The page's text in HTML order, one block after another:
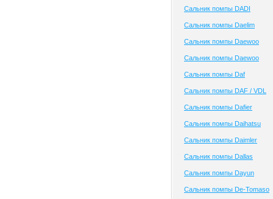
Сальник помпы DADI
Сальник помпы Daelim
Сальник помпы Daewoo
Сальник помпы Daewoo
Сальник помпы Daf
Сальник помпы DAF / VDL
Сальник помпы Dafier
Сальник помпы Daihatsu
Сальник помпы Daimler
Сальник помпы Dallas
Сальник помпы Dayun
Сальник помпы De-Tomaso